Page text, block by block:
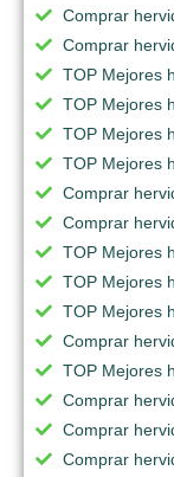
Comprar
Comprar
TOP Mejores
TOP Mejores
TOP Mejores
TOP Mejores
Comprar
Comprar
TOP Mejores
TOP Mejores
TOP Mejores
Comprar
TOP Mejores
Comprar
Comprar
Comprar